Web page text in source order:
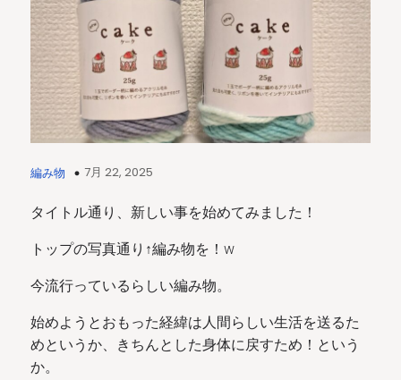
編み物 7月 22, 2025
タイトル通り、新しい事を始めてみました！
トップの写真通り↑編み物を！w
今流行っているらしい編み物。
始めようとおもった経緯は人間らしい生活を送るた
めというか、きちんとした身体に戻すため！という
か。